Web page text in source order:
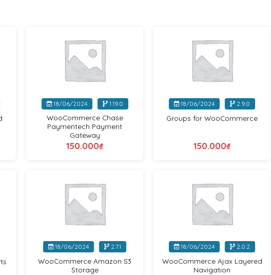
18/06/2024 1.19.0
WooCommerce Chase
Paymentech Payment
Gateway
150.000₫
18/06/2024 2.9.0
Groups for WooCommerce
150.000₫
18/06/2024 2.7.1
WooCommerce Amazon S3
Storage
18/06/2024 2.0.2
WooCommerce Ajax Layered
Navigation